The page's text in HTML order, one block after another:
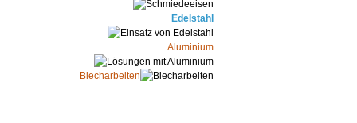
Edelstahl
Aluminium
Blecharbeiten